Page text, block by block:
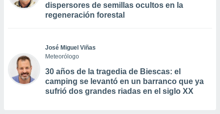
dispersores de semillas ocultos en la
regeneración forestal
José Miguel Viñas
Meteorólogo
30 años de la tragedia de Biescas: el
camping se levantó en un barranco que ya
sufrió dos grandes riadas en el siglo XX